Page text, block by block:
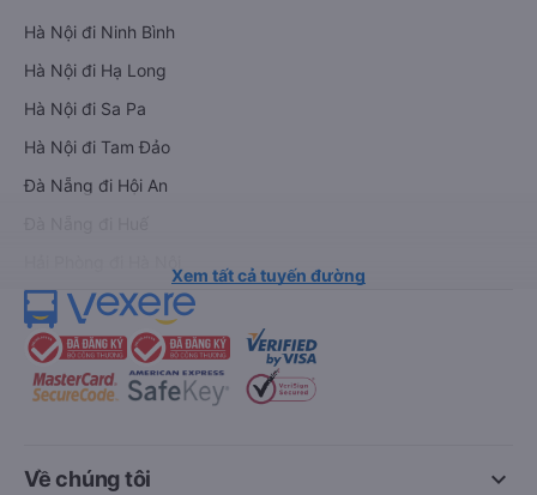
Hà Nội đi Ninh Bình
Hà Nội đi Hạ Long
Hà Nội đi Sa Pa
Hà Nội đi Tam Đảo
Đà Nẵng đi Hội An
Xem tất cả tuyến đường
keyboard_arrow_down
Về chúng tôi